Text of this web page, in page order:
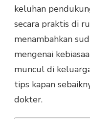
keluhan
secara praktis di
menambahkan
mengenai
muncul di
tips kapan
dokter.